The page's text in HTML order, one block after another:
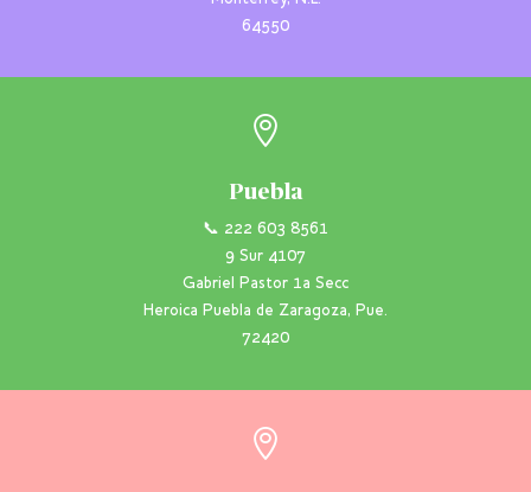
64550

Puebla
📞 222 603 8561
9 Sur 4107
Gabriel Pastor 1a Secc
Heroica Puebla de Zaragoza, Pue.
72420
